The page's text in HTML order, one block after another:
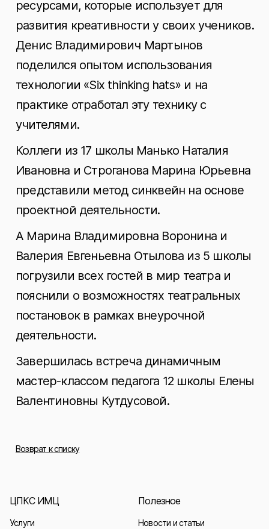
ресурсами, которые использует для
развития креативности у своих учеников.
Денис Владимирович Мартынов
поделился опытом использования
технологии «Six thinking hats» и на
практике отработал эту технику с
учителями.
Коллеги из 17 школы Манько Наталия
Ивановна и Строганова Марина Юрьевна
представили метод синквейн на основе
проектной деятельности.
А Марина Владимировна Воронина и
Валерия Евгеньевна Отылова из 5 школы
погрузили всех гостей в мир театра и
пояснили о возможностях театральных
постановок в рамках внеурочной
деятельности.
Завершилась встреча динамичным
мастер-классом педагога 12 школы Елены
Валентиновны Кутдусовой.
Возврат к списку
ЦПКС ИМЦ
Услуги
Полезное
Новости и статьи